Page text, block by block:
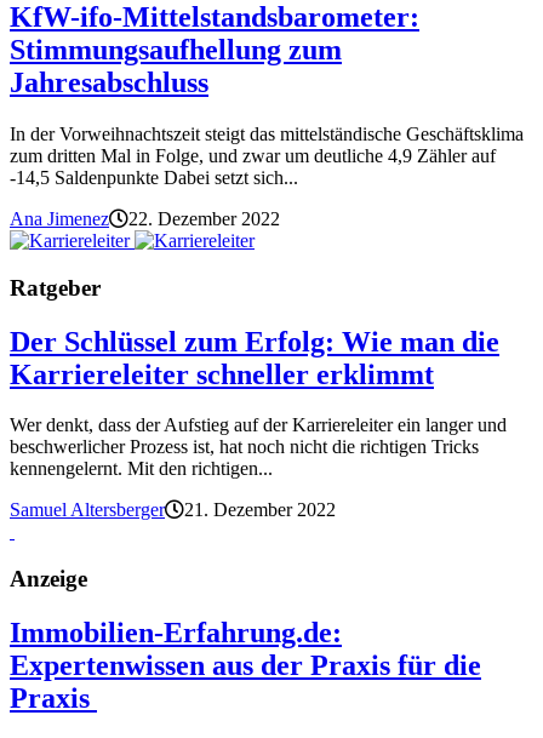
KfW-ifo-Mittelstandsbarometer:
Stimmungsaufhellung zum
Jahresabschluss
In der Vorweihnachtszeit steigt das mittelständische Geschäftsklima
zum dritten Mal in Folge, und zwar um deutliche 4,9 Zähler auf
-14,5 Saldenpunkte Dabei setzt sich...
Ana Jimenez
22. Dezember 2022
Ratgeber
Der Schlüssel zum Erfolg: Wie man die
Karriereleiter schneller erklimmt
Wer denkt, dass der Aufstieg auf der Karriereleiter ein langer und
beschwerlicher Prozess ist, hat noch nicht die richtigen Tricks
kennengelernt. Mit den richtigen...
Samuel Altersberger
21. Dezember 2022
Anzeige
Immobilien-Erfahrung.de:
Expertenwissen aus der Praxis für die
Praxis